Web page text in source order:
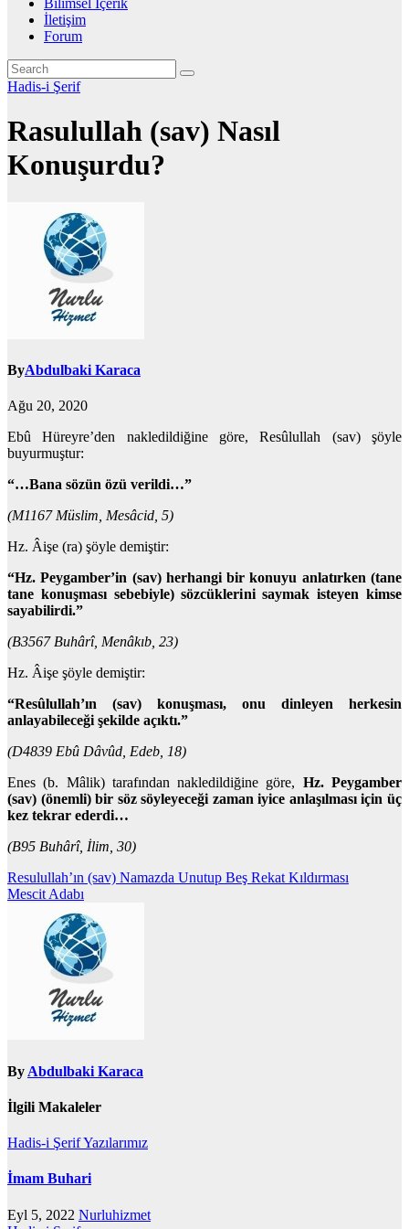
İletişim
Forum
Hadis-i Şerif
Rasulullah (sav) Nasıl
Konuşurdu?
ByAbdulbaki Karaca
Ağu 20, 2020
Ebû Hüreyre’den nakledildiğine göre, Resûlullah (sav) şöyle
buyurmuştur:
“…Bana sözün özü verildi…”
(M1167 Müslim, Mesâcid, 5)
Hz. Âişe (ra) şöyle demiştir:
“Hz. Peygamber’in (sav) herhangi bir konuyu anlatırken (tane
tane konuşması sebebiyle) sözcüklerini saymak isteyen kimse
sayabilirdi.”
(B3567 Buhârî, Menâkıb, 23)
Hz. Âişe şöyle demiştir:
“Resûlullah’ın (sav) konuşması, onu dinleyen herkesin
anlayabileceği şekilde açıktı.”
(D4839 Ebû Dâvûd, Edeb, 18)
Enes (b. Mâlik) tarafından nakledildiğine göre, Hz. Peygamber
(sav) (önemli) bir söz söyleyeceği zaman iyice anlaşılması için üç
kez tekrar ederdi…
(B95 Buhârî, İlim, 30)
Yazı
gezinmesi
Resulullah’ın (sav) Namazda Unutup Beş Rekat Kıldırması
Mescit Adabı
By Abdulbaki Karaca
İlgili Makaleler
Hadis-i ŞerifYazılarımız
İmam Buhari
Eyl 5, 2022 Nurluhizmet